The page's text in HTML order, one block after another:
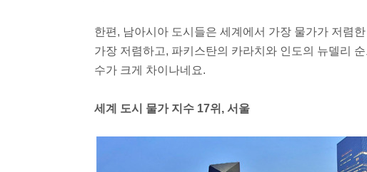
한편, 남아시아 도시들은 세계에서 가장 물가가 저렴
가장 저렴하고, 파키스탄의 카라치와 인도의 뉴델리
수가 크게 차이나네요.
세계 도시 물가 지수 17위, 서울